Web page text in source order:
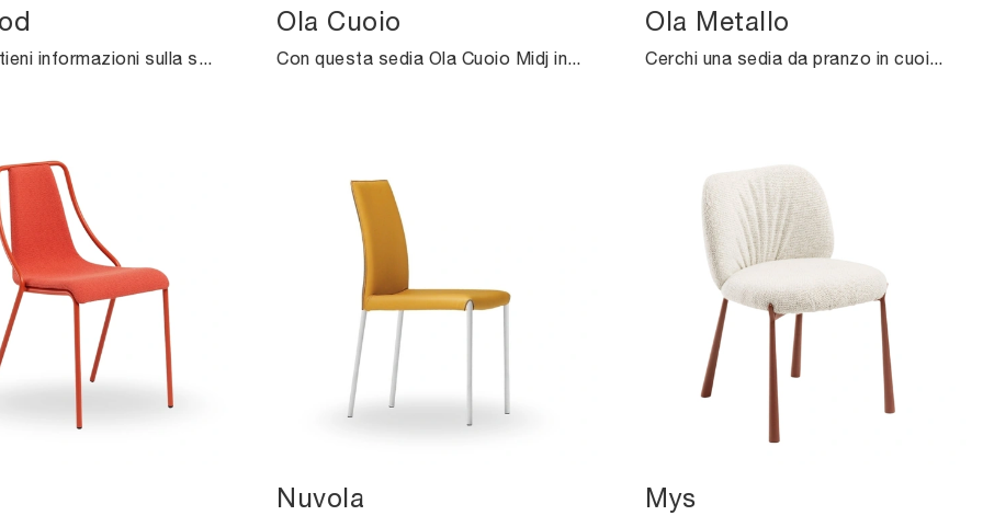
Ola Cuoio Ola Metallo
Nuvola Mys